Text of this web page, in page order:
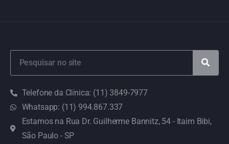
Telefone da Clínica: (11) 3849-7977
Whatsapp: (11) 994.867.337
Estamos na Rua Dr. Guilherme Bannitz, 54 - Itaim Bibi,
São Paulo - SP